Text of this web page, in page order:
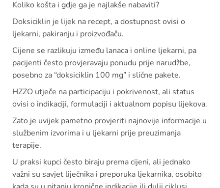
Koliko košta i gdje ga je najlakše nabaviti?
Doksiciklin je lijek na recept, a dostupnost ovisi o
ljekarni, pakiranju i proizvođaču.
Cijene se razlikuju između lanaca i online ljekarni, pa
pacijenti često provjeravaju ponudu prije narudžbe,
posebno za “doksiciklin 100 mg” i slične pakete.
HZZO utječe na participaciju i pokrivenost, ali status
ovisi o indikaciji, formulaciji i aktualnom popisu lijekova.
Zato je uvijek pametno provjeriti najnovije informacije u
službenim izvorima i u ljekarni prije preuzimanja
terapije.
U praksi kupci često biraju prema cijeni, ali jednako
važni su savjet liječnika i preporuka ljekarnika, osobito